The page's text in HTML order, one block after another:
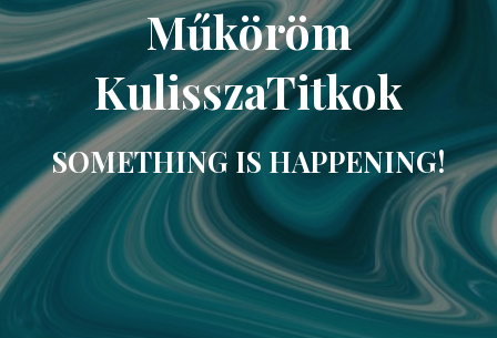
Műköröm
KulisszaTitkok
SOMETHING IS HAPPENING!